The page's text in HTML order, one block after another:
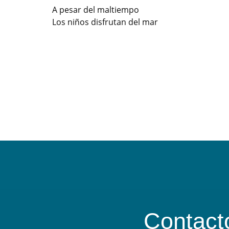
A pesar del maltiempo
Los niños disfrutan del mar